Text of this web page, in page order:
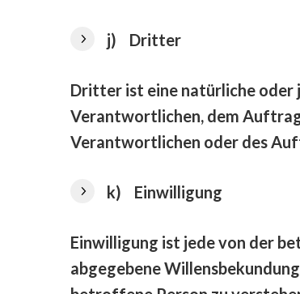
j) Dritter
Dritter ist eine natürliche oder
Verantwortlichen, dem
Verantwortlichen oder des
k) Einwilligung
Einwilligung ist jede von der
abgegebene